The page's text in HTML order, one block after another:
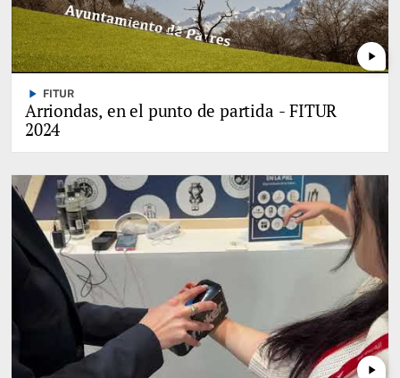
play_arrow
play_arrow FITUR
Arriondas, en el punto de partida - FITUR
2024
play_arrow